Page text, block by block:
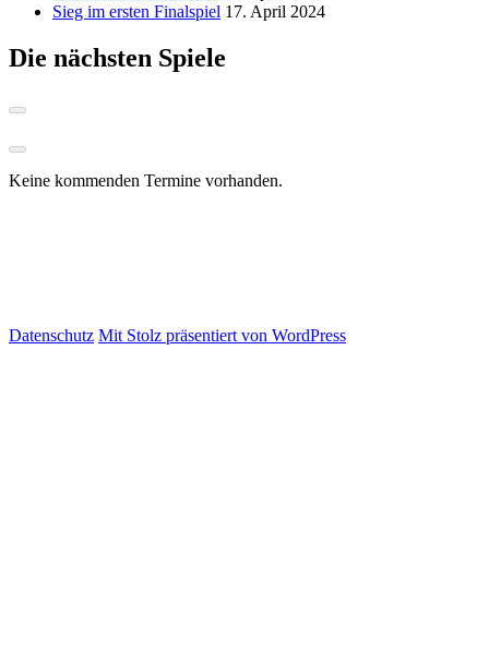
Sieg im ersten Finalspiel 17. April 2024
Die nächsten Spiele
Keine kommenden Termine vorhanden.
Datenschutz Mit Stolz präsentiert von WordPress